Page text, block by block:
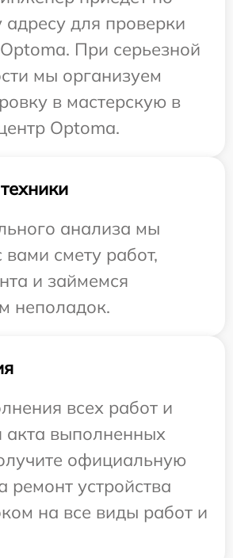
для проверки
При серьезной
мы организуем
в мастерскую в
Optoma.
анализа мы
вами смету работ,
и займемся
неполадок.
всех работ и
акта выполненных
официальную
ремонт устройства
на все виды работ и